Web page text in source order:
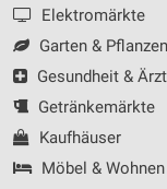
Elektromärkte
Garten & Pflanzen
Gesundheit &
Getränkemärkte
Kaufhäuser
Möbel & Wohnen